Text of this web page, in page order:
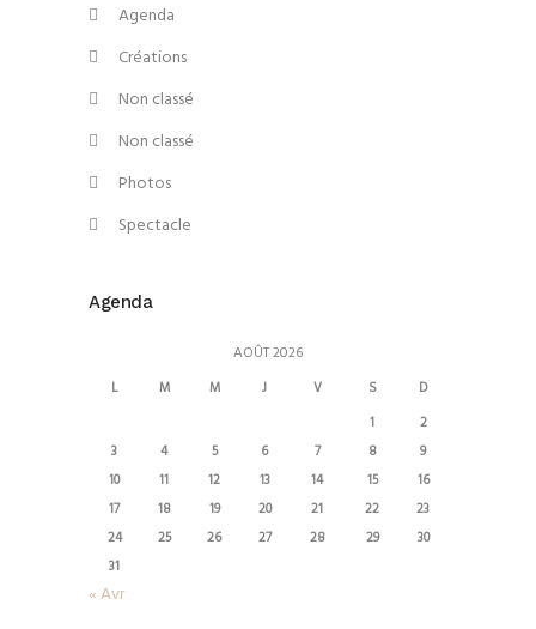
Agenda
Créations
Non classé
Non classé
Photos
Spectacle
Agenda
AOÛT 2026
L M M J V S
D
1
2
3
4 5 6 7 8
9
10
11 12 13 14 15
16
17
18 19 20 21 22
23
24
25 26 27 28 29
30
31
« Avr